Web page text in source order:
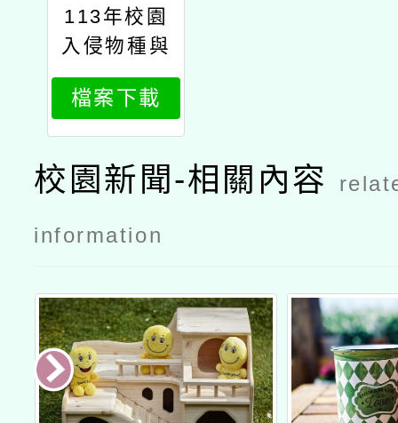
113年校園
入侵物種與
生態環境管
理研習會
檔案下載
校園新聞-相關內容
information